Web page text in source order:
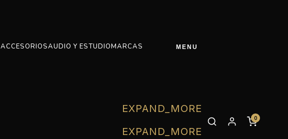
ACCESORIOSAUDIO Y ESTUDIOMARCAS MENU
EXPAND_MORE
EXPAND_MORE
0